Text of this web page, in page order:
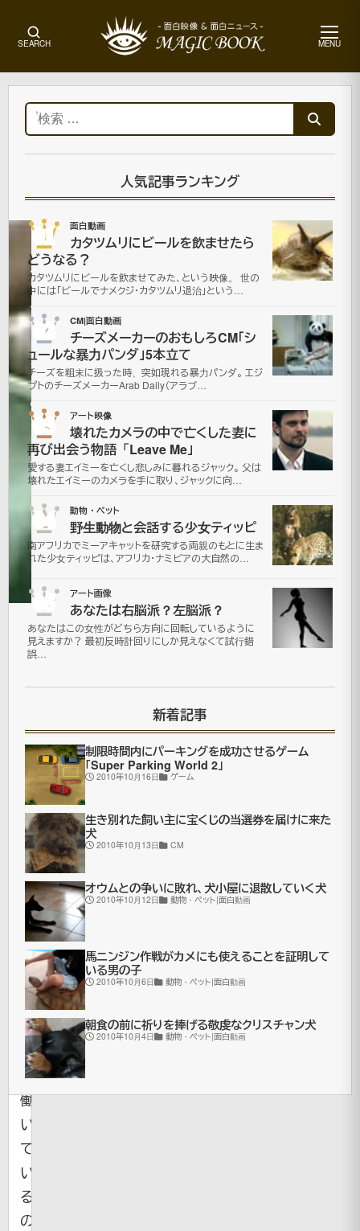
SEARCH MENU
メ
ュ
ー
ー
脂
肪
吸
飲
年12月
3日
2021
年7月
新
面
白
動
画
美
容
外
と
う
の
は
こ
う
い
っ
た
裏
さ
ん
が
働
い
て
い
る
の
検
索:
人気記事ランキング
01 面白動画
カタツムリにビールを飲ませたら
どうなる？
カタツムリにビールを飲ませてみた、という映像。 世の
中には「ビールでナメクジ・カタツムリ退治」という…
02 CM|面白動画
チーズメーカーのおもしろCM「シ
ュールな暴力パンダ」5本立て
チーズを粗末に扱った時、突如現れる暴力パンダ。 エジ
プトのチーズメーカーArab Daily（アラブ…
03 アート映像
壊れたカメラの中で亡くした妻に
再び出会う物語「Leave Me」
愛する妻エイミーを亡くし悲しみに暮れるジャック。 父は
壊れたエイミーのカメラを手に取り、ジャックに向…
04 動物・ペット
野生動物と会話する少女ティッピ
南アフリカでミーアキャットを研究する両親のもとに生ま
れた少女ティッピは、アフリカ・ナミビアの大自然の…
05 アート画像
あなたは右脳派？左脳派？
あなたはこの女性がどちら方向に回転しているように
見えますか？ 最初反時計回りにしか見えなくて試行錯
誤…
新着記事
制限時間内にパーキングを成功させるゲーム
「Super Parking World 2」
2010年10月16日 ゲーム
生き別れた飼い主に宝くじの当選券を届けに来た
犬
2010年10月13日 CM
オウムとの争いに敗れ、犬小屋に退散していく犬
2010年10月12日 動物・ペット|面白動画
馬ニンジン作戦がカメにも使えることを証明して
いる男の子
2010年10月6日 動物・ペット|面白動画
朝食の前に祈りを捧げる敬虔なクリスチャン犬
2010年10月4日 動物・ペット|面白動画